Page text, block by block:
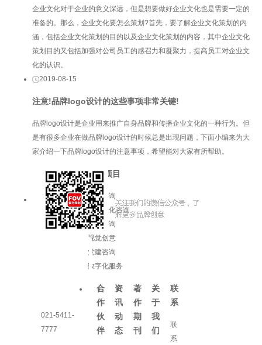
企业文化对于企业的意义深远，但是想要做好企业文化也是需要一定的
准备的。那么，企业文化要怎么策划?首先，要了解企业文化策划​的内
涵，包括企业文化策划的目的以及企业文化策划的内容，其中企业文化
策划目的又包括加强对公司员工的感召力和凝聚力，提高员工对企业文
化的认识。
2019-08-15
注意!品牌logo设计的这些事项非常关键!
品牌logo设计是企业用来推广自身品牌和传播企业文化的一种行为。但
是有很多企业在做品牌logo设计的时候总是出现问题，下面小编来为大
家介绍一下品牌logo设计的注意事项，希望能对大家有所帮助。
021-5411-
7777
服务项目
品牌咨询
企业文化咨询
增长咨询
视觉创意
党建咨询
数字化服务
合
作
伙
伴
资
讯
动
态
著
作
期
刊
关
于
我
们
联
系
联
系